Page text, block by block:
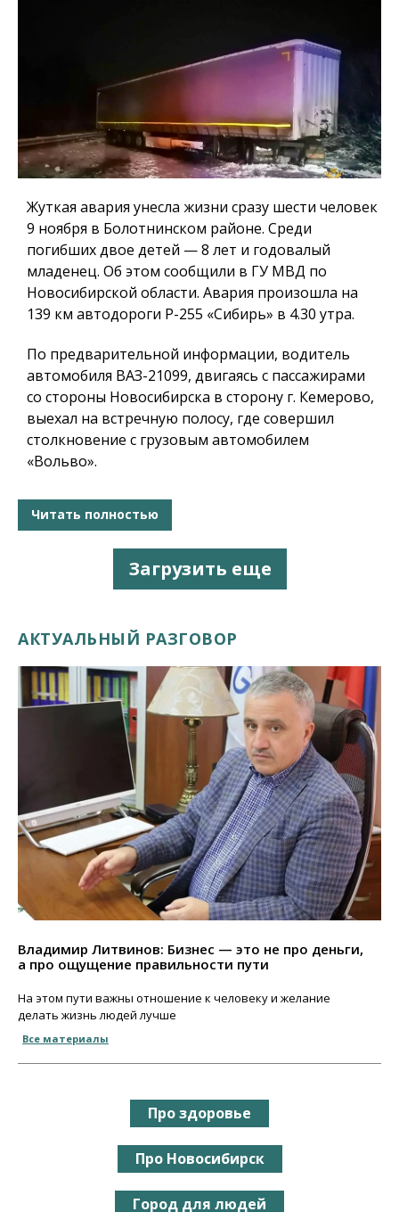
Жуткая авария унесла жизни сразу шести человек
9 ноября в Болотнинском районе. Среди
погибших двое детей — 8 лет и годовалый
младенец. Об этом сообщили в ГУ МВД по
Новосибирской области. Авария произошла на
139 км автодороги Р-255 «Сибирь» в 4.30 утра.
По предварительной информации, водитель
автомобиля ВАЗ-21099, двигаясь с пассажирами
со стороны Новосибирска в сторону г. Кемерово,
выехал на встречную полосу, где совершил
столкновение с грузовым автомобилем
«Вольво».
Читать полностью
Загрузить еще
АКТУАЛЬНЫЙ РАЗГОВОР
Владимир Литвинов: Бизнес — это не про деньги,
а про ощущение правильности пути
На этом пути важны отношение к человеку и желание
делать жизнь людей лучше
Все материалы
Про здоровье
Про Новосибирск
Город для людей